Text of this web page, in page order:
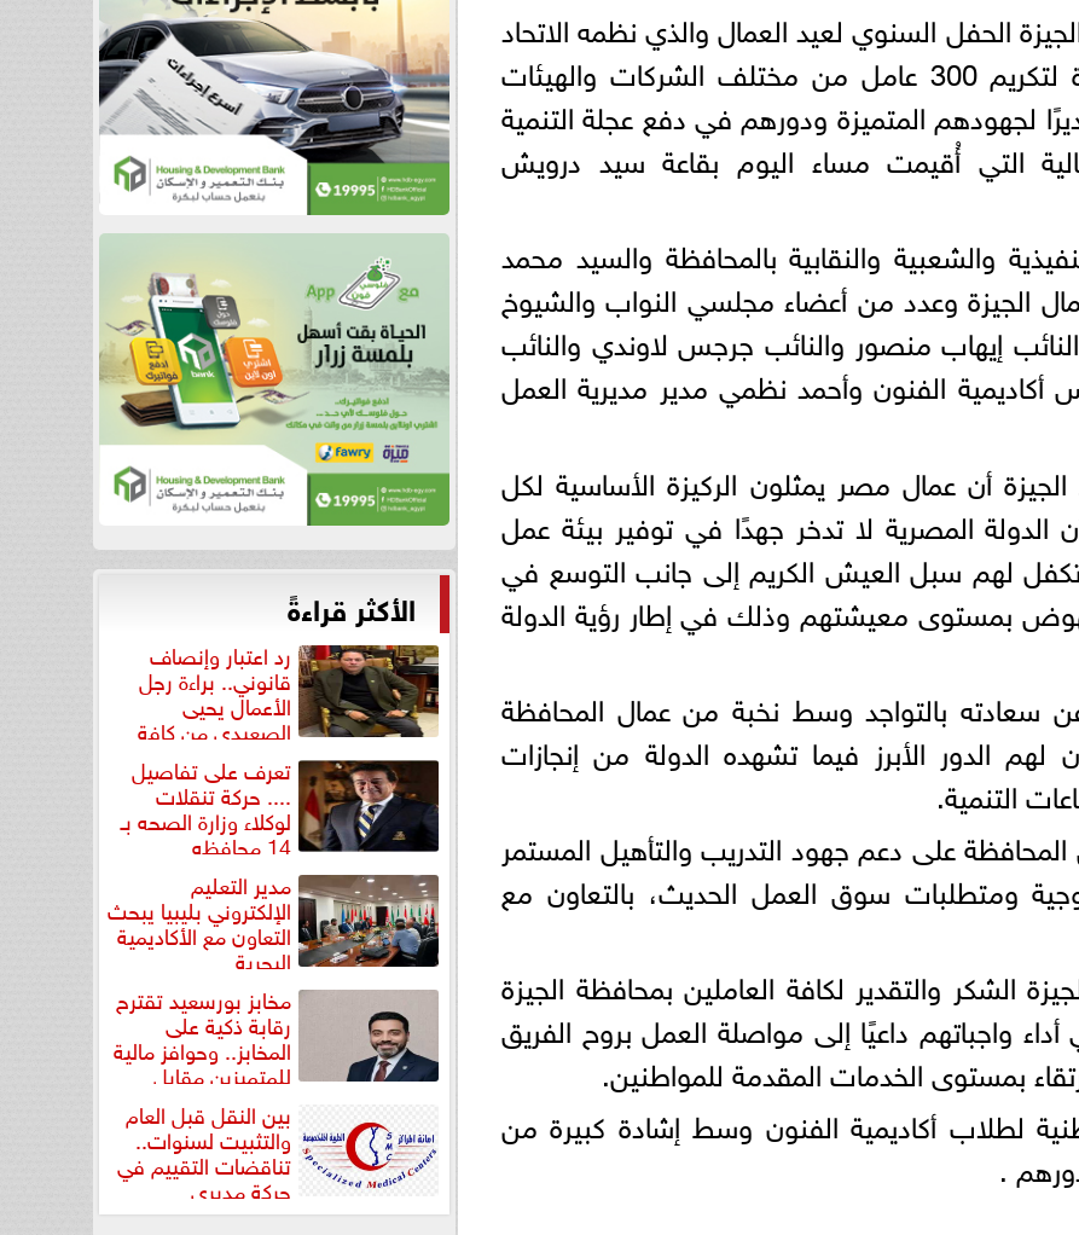
الحفل السنوي لعيد العمال والذي نظمه الاتحاد
المحلي لنقابات عمال محافظة الجيزة لتكريم 300 عامل من مختلف الشركات والهيئات
لجهودهم المتميزة ودورهم في دفع عجلة التنمية
التي أُقيمت مساء اليوم بقاعة سيد درويش
والشعبية والنقابية بالمحافظة والسيد محمد
الجيزة وعدد من أعضاء مجلسي النواب والشيوخ
إيهاب منصور والنائب جرجس لاوندي والنائب
الفنون وأحمد نظمي مدير مديرية العمل
أن عمال مصر يمثلون الركيزة الأساسية لكل
المصرية لا تدخر جهدًا في توفير بيئة عمل
لهم سبل العيش الكريم إلى جانب التوسع في
بمستوى معيشتهم وذلك في إطار رؤية الدولة
سعادته بالتواجد وسط نخبة من عمال المحافظة
الدور الأبرز فيما تشهده الدولة من إنجازات
التنمية.
على دعم جهود التدريب والتأهيل المستمر
ومتطلبات سوق العمل الحديث، بالتعاون مع
الشكر والتقدير لكافة العاملين بمحافظة الجيزة
واجباتهم داعيًا إلى مواصلة العمل بروح الفريق
بمستوى الخدمات المقدمة للمواطنين.
لطلاب أكاديمية الفنون وسط إشادة كبيرة من
.
الأكثر قراءةً
رد اعتبار وإنصاف
قانوني.. براءة رجل
الأعمال يحيى
الصعيدي من كافة
التهم... تعرف على تفاصيل
.... حركة تنقلات
لوكلاء وزارة الصحه بـ
14 محافظه
مدير التعليم
الإلكتروني بليبيا يبحث
التعاون مع الأكاديمية
البحرية
مخابز بورسعيد تقترح
رقابة ذكية على
المخابز.. وحوافز مالية
للمتميزين مقابل
بين النقل قبل العام
والتثبيت لسنوات..
تناقضات التقييم في
حركة مديري
”مستشفيات...